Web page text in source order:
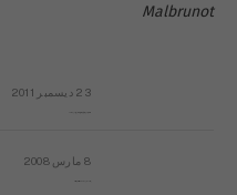
Malbrunot
23 ديسمبر 2011
8 مارس 2008